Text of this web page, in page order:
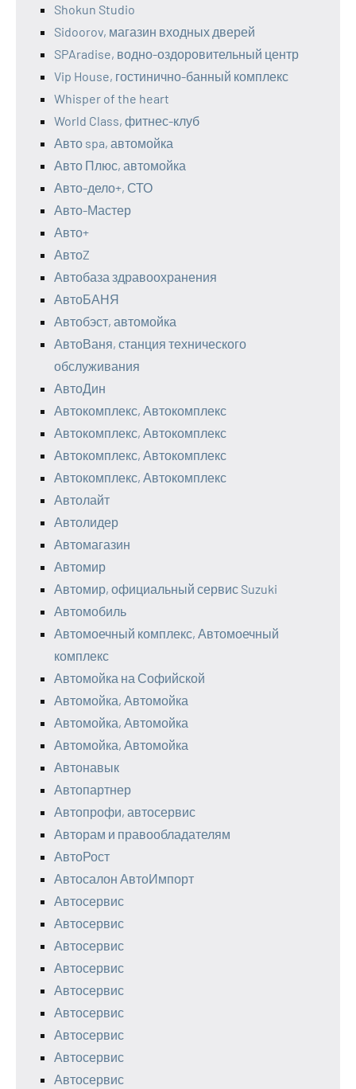
Shokun Studio
Sidoorov, магазин входных дверей
SPAradise, водно-оздоровительный центр
Vip House, гостинично-банный комплекс
Whisper of the heart
World Class, фитнес-клуб
Авто spa, автомойка
Авто Плюс, автомойка
Авто-дело+, СТО
Авто-Мастер
Авто+
АвтоZ
Автобаза здравоохранения
АвтоБАНЯ
Автобэст, автомойка
АвтоВаня, станция технического
обслуживания
АвтоДин
Автокомплекс, Автокомплекс
Автокомплекс, Автокомплекс
Автокомплекс, Автокомплекс
Автокомплекс, Автокомплекс
Автолайт
Автолидер
Автомагазин
Автомир
Автомир, официальный сервис Suzuki
Автомобиль
Автомоечный комплекс, Автомоечный
комплекс
Автомойка на Софийской
Автомойка, Автомойка
Автомойка, Автомойка
Автомойка, Автомойка
Автонавык
Автопартнер
Автопрофи, автосервис
Авторам и правообладателям
АвтоРост
Автосалон АвтоИмпорт
Автосервис
Автосервис
Автосервис
Автосервис
Автосервис
Автосервис
Автосервис
Автосервис
Автосервис